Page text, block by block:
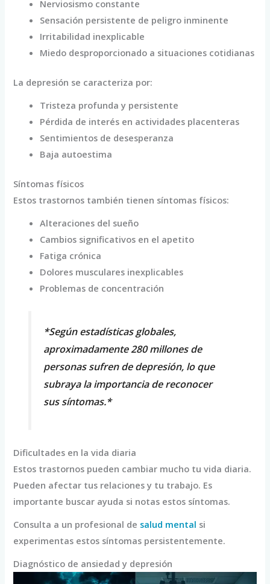
Nerviosismo constante
Sensación persistente de peligro inminente
Irritabilidad inexplicable
Miedo desproporcionado a situaciones cotidianas
La depresión se caracteriza por:
Tristeza profunda y persistente
Pérdida de interés en actividades placenteras
Sentimientos de desesperanza
Baja autoestima
Síntomas físicos
Estos trastornos también tienen síntomas físicos:
Alteraciones del sueño
Cambios significativos en el apetito
Fatiga crónica
Dolores musculares inexplicables
Problemas de concentración
*Según estadísticas globales,
aproximadamente 280 millones de
personas sufren de depresión, lo que
subraya la importancia de reconocer
sus síntomas.*
Dificultades en la vida diaria
Estos trastornos pueden cambiar mucho tu vida diaria.
Pueden afectar tus relaciones y tu trabajo. Es
importante buscar ayuda si notas estos síntomas.
Consulta a un profesional de salud mental si
experimentas estos síntomas persistentemente.
Diagnóstico de ansiedad y depresión